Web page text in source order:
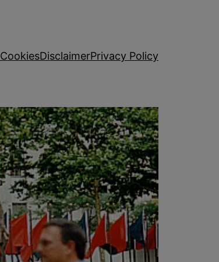
CookiesDisclaimerPrivacy Policy